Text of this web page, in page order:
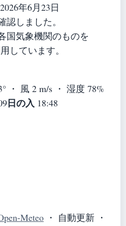
年6月23日
しました。
国気象機関のものを
しています。
・ 風 2 m/s ・ 湿度 78%
日の入 18:48
Meteo ・ 自動更新 ・